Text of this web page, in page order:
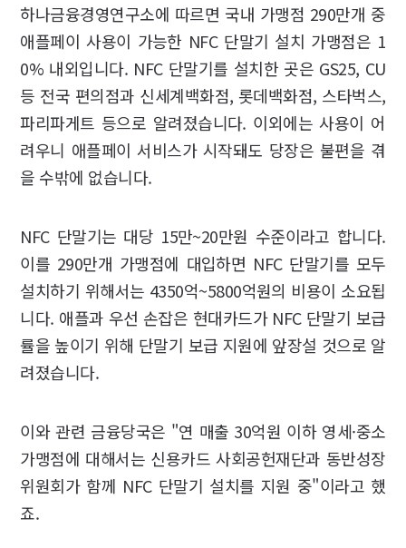
하나금융경영연구소에 따르면 국내 가맹점 290만개 중
애플페이 사용이 가능한 NFC 단말기 설치 가맹점은 1
0% 내외입니다. NFC 단말기를 설치한 곳은 GS25, CU
등 전국 편의점과 신세계백화점, 롯데백화점, 스타벅스,
파리파게트 등으로 알려졌습니다. 이외에는 사용이 어
려우니 애플페이 서비스가 시작돼도 당장은 불편을 겪
을 수밖에 없습니다.
NFC 단말기는 대당 15만~20만원 수준이라고 합니다.
이를 290만개 가맹점에 대입하면 NFC 단말기를 모두
설치하기 위해서는 4350억~5800억원의 비용이 소요됩
니다. 애플과 우선 손잡은 현대카드가 NFC 단말기 보급
률을 높이기 위해 단말기 보급 지원에 앞장설 것으로 알
려졌습니다.
이와 관련 금융당국은 "연 매출 30억원 이하 영세·중소
가맹점에 대해서는 신용카드 사회공헌재단과 동반성장
위원회가 함께 NFC 단말기 설치를 지원 중"이라고 했
죠.